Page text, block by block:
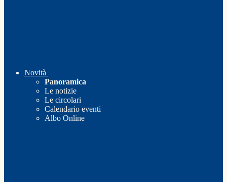
Novità
Panoramica
Le notizie
Le circolari
Calendario eventi
Albo Online